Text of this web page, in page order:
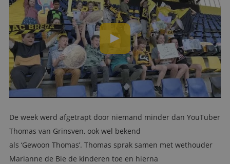
De week werd afgetrapt door niemand minder dan YouTuber
Thomas van Grinsven, ook wel bekend
als ‘Gewoon Thomas’. Thomas sprak samen met wethouder
Marianne de Bie de kinderen toe en hierna